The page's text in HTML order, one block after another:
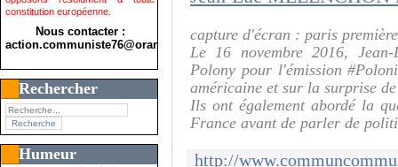
constitution européenne.
Nous contacter :
action.communiste76@orange.fr>
Rechercher
Humeur
capture d'écran : paris première
Le 16 novembre 2016,
Polony pour l'émission
américaine et sur la surprise
Ils ont également abordé la
France avant de parler de